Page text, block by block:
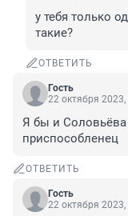
у тебя только
такие?
ОТВЕТИТЬ
Гость
22 октября 2023,
Я бы и
приспособленец
ОТВЕТИТЬ
Гость
22 октября 2023,